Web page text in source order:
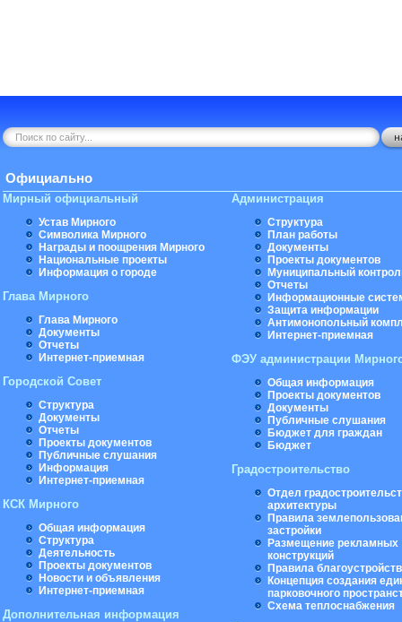
Официально
Мирный официальный
Устав Мирного
Символика Мирного
Награды и поощрения Мирного
Национальные проекты
Информация о городе
Глава Мирного
Глава Мирного
Документы
Отчеты
Интернет-приемная
Городской Совет
Структура
Документы
Отчеты
Проекты документов
Публичные слушания
Информация
Интернет-приемная
КСК Мирного
Общая информация
Структура
Деятельность
Проекты документов
Новости и объявления
Интернет-приемная
Дополнительная информация
Администрация
Структура
План работы
Документы
Проекты документов
Муниципальный
Отчеты
Информационные
Защита информации
Антимонопольный
Интернет-приемная
ФЭУ администрации
Общая информация
Проекты документов
Документы
Публичные слушания
Бюджет для граждан
Бюджет
Градостроительство
Отдел
архитектуры
Правила
застройки
Размещение рекламных
конструкций
Правила
Концепция создания
парковочного
Схема теплоснабжения